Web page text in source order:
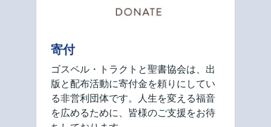
寄付
ゴスペル・トラクトと聖書協会は、出
版と配布活動に寄付金を頼りにしてい
る非営利団体です。人生を変える福音
を広めるために、皆様のご支援をお待